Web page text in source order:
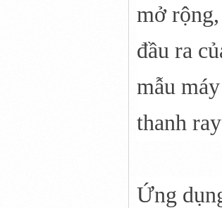
mở
đầu ra
mẫu
thanh
Ứng